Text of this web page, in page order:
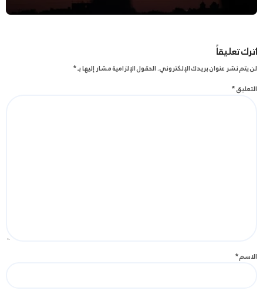
اترك تعليقاً
لن يتم نشر عنوان بريدك الإلكتروني.الحقول الإلزامية مشار إليها بـ*
التعليق*
الاسم*